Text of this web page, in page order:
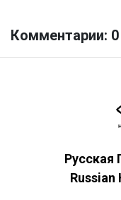
Комментарии: 0
Русская